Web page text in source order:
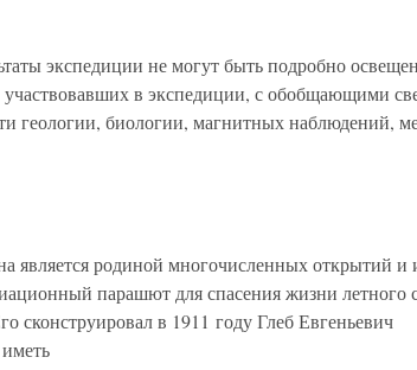
экспедиции не могут быть подробно
участвовавших в экспедиции, с обобщающими
геологии, биологии, магнитных наблюдений,
родиной многочисленных открытий и
парашют для спасения жизни летного
сконструировал в 1911 году Глеб Евгеньевич